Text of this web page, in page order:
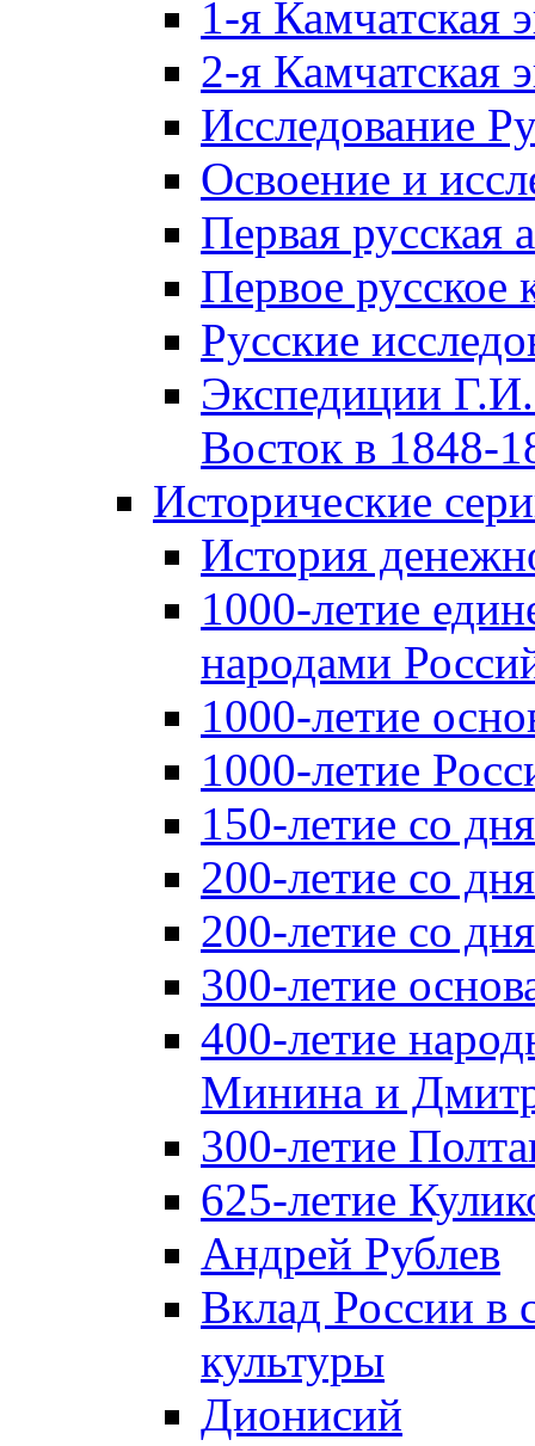
1-я Камчатская
2-я Камчатская
Исследование
Освоение и
Первая русская
Первое русское
Русские
Экспедиции
Восток в 1848-
Исторические
История
1000-летие
народами
1000-летие
1000-летие
150-летие со
200-летие со
200-летие со
300-летие
400-летие
Минина и
300-летие
625-летие
Андрей Рублев
Вклад России в
культуры
Дионисий